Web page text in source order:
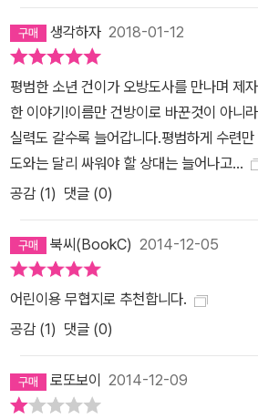
를 한껏 살려 주었다. 본문 시작하기 전 앞뒤
과정을 파격적으로 담아내어 심사 과정의
된 새로운 이야기 문학상의 의미와 활력을
웠나 보지?”‘수석술’, ‘수검술’, ‘도약술’ 생
꿈꿔 봤을 무술의 향연 “이제부터는 정식
으로는 ‘수석술(手石術)’로 공격하고 방어
될 것이다.”-본문 중에서 이 이야기에는 건
정을 들여다보면 누구나 한번쯤은 꿈꿔 봤
에 돌의 힘을 씌우는 ‘수석술’로 악당을 무
다니면서 자기 자신을 지키거나 훌쩍 공중으
술’를 써서 지붕과 지붕 사이를 뛰어다니는
미 전문가들로 구성된 어른 심사위원들은 ‘
방감을 줄 것이다.’라고 평가한 바 있는데,
무술들은 실제로 교단에서 아이들을 가르치
생각하자 2018-01-12
평범한 소년 건이가 오방도사를 만나며 제
한 이야기!이름만 건방이로 바꾼것이 아니
실력도 갈수록 늘어갑니다.평범하게 수련
도와는 달리 싸워야 할 상대는 늘어나고...
공감 (1) 댓글 (0)
북씨(BookC) 2014-12-05
어린이용 무협지로 추천합니다.
공감 (1) 댓글 (0)
로또보이 2014-12-09